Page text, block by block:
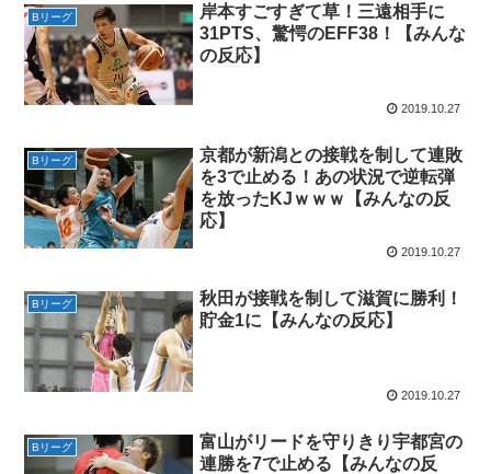
Bリーグ
岸本すごすぎて草！三遠相手に
31PTS、驚愕のEFF38！【みんな
の反応】
2019.10.27
Bリーグ
京都が新潟との接戦を制して連敗
を3で止める！あの状況で逆転弾
を放ったKJｗｗｗ【みんなの反
応】
2019.10.27
Bリーグ
秋田が接戦を制して滋賀に勝利！
貯金1に【みんなの反応】
2019.10.27
Bリーグ
富山がリードを守りきり宇都宮の
連勝を7で止める【みんなの反